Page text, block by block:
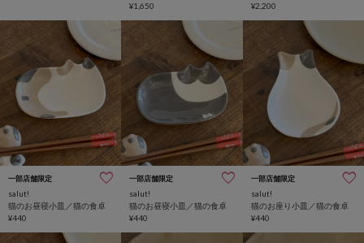
Days
¥1,650
Days
¥2,200
一部店舗限定
salut!
猫のお昼寝小皿／猫の食卓
¥440
一部店舗限定
salut!
猫のお昼寝小皿／猫の食卓
¥440
一部店舗限定
salut!
猫のお座り小皿／猫の食卓
¥440